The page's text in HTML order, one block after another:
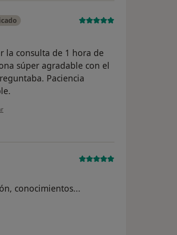
la consulta de 1 hora de
súper agradable con el
Paciencia
del usuario Cuenta eliminada
conocimientos...